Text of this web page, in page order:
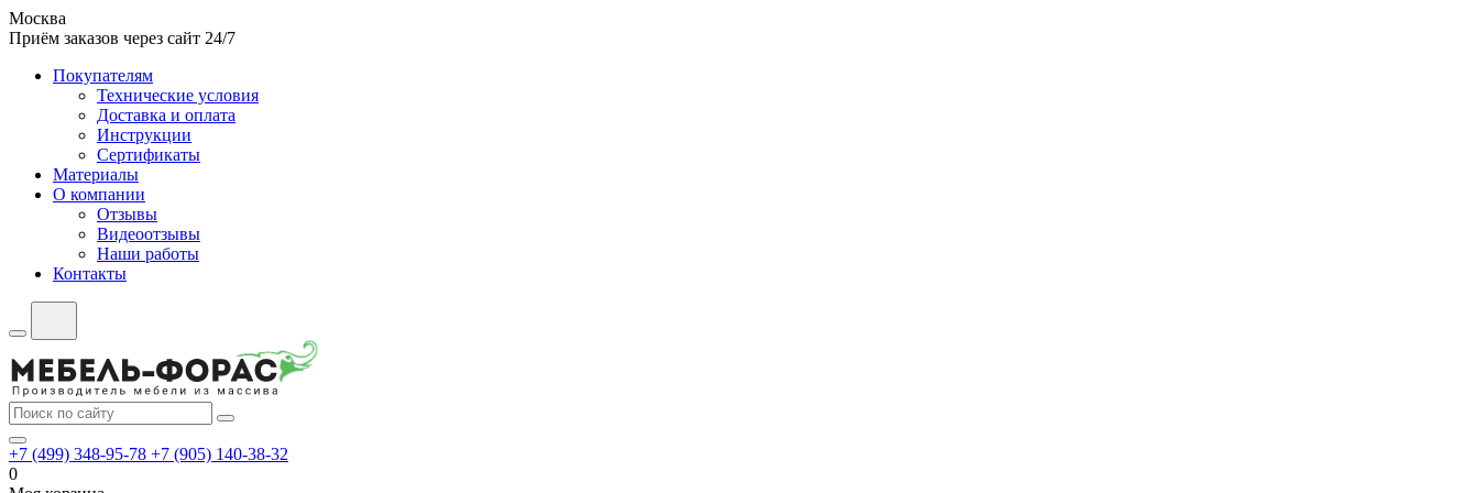
Москва
Приём заказов через сайт 24/7
Покупателям
Технические условия
Доставка и оплата
Инструкции
Сертификаты
Материалы
О компании
Отзывы
Видеоотзывы
Наши работы
Контакты
+7 (499) 348-95-78 +7 (905) 140-38-32
0